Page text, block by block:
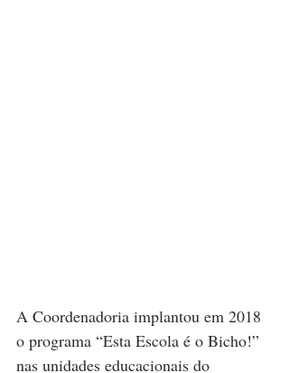
A Coordenadoria implantou em 2018
o programa “Esta Escola é o Bicho!”
nas unidades educacionais do